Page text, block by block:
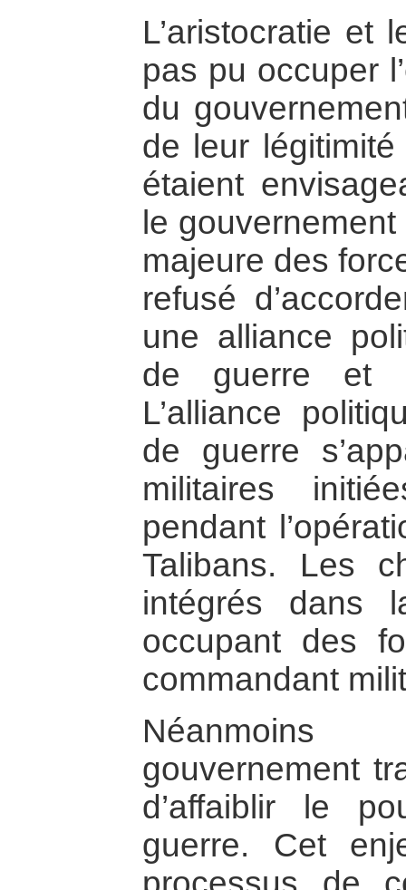
L’aristocratie et
pas pu occuper
du
de leur
étaient
le
majeure des
refusé
une alliance
de guerre et
L’alliance
de guerre
militaires
pendant
Talibans. Les
intégrés dans
occupant des
commandant
gouvernement
d’affaiblir le
guerre. Cet